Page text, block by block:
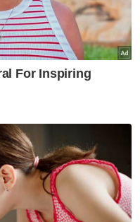
E-Mel setiap